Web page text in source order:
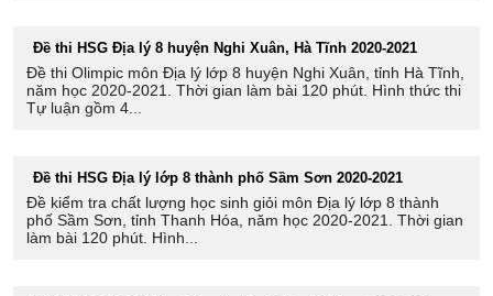
Đề thi HSG Địa lý 8 huyện Nghi Xuân, Hà Tĩnh 2020-2021
Đề thi Olimpic môn Địa lý lớp 8 huyện Nghi Xuân, tỉnh Hà Tĩnh,
năm học 2020-2021. Thời gian làm bài 120 phút. Hình thức thi
Tự luận gồm 4...
Đề thi HSG Địa lý lớp 8 thành phố Sầm Sơn 2020-2021
Đề kiểm tra chất lượng học sinh giỏi môn Địa lý lớp 8 thành
phố Sầm Sơn, tỉnh Thanh Hóa, năm học 2020-2021. Thời gian
làm bài 120 phút. Hình...